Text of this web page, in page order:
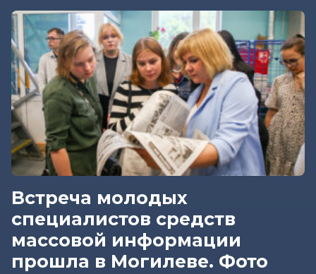
Встреча молодых
специалистов средств
массовой информации
прошла в Могилеве. Фото